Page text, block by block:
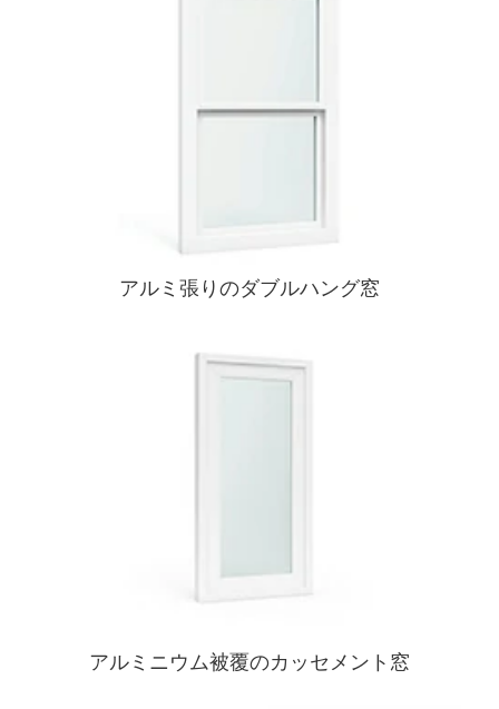
アルミ張りのダブルハング窓
アルミニウム被覆のカッセメント窓